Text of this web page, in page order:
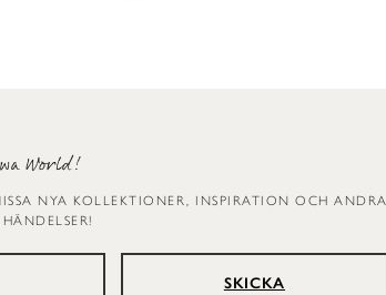
World!
NYA KOLLEKTIONER, INSPIRATION OCH ANDRA
SKICKA